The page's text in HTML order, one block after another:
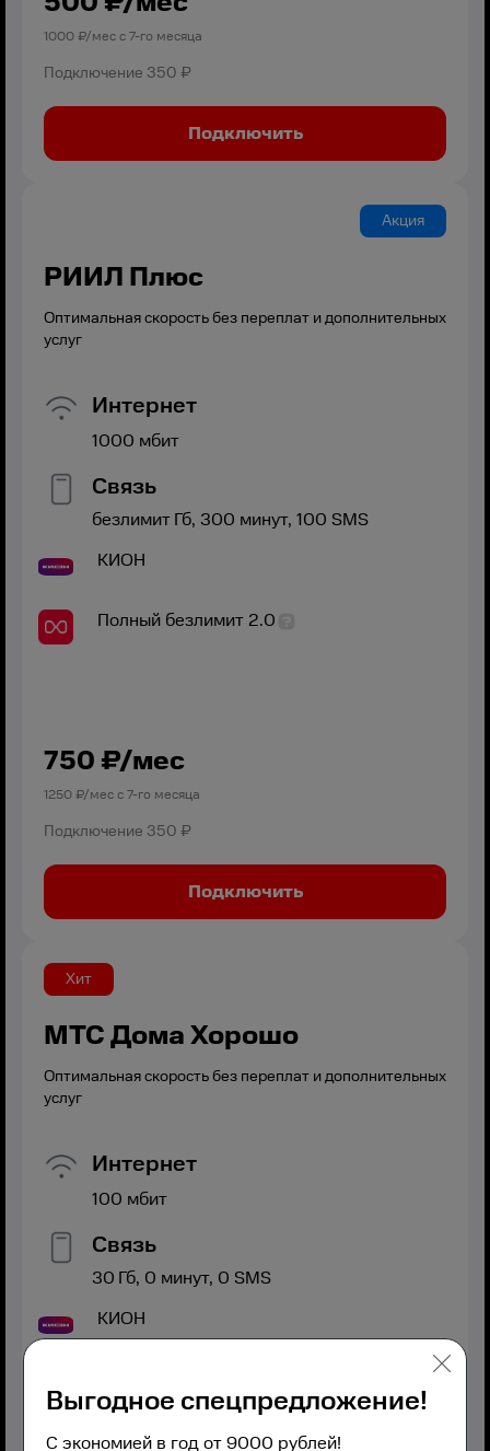
1000₽/мес с7-го месяца
Подключение 350 ₽
Подключить
Акция
РИИЛ Плюс
Оптимальная скорость без переплат и дополнительных
услуг
Интернет
1000 мбит
Связь
безлимитГб, 300 минут, 100 SMS
КИОН
Полный безлимит 2.0
750 ₽/мес
1250₽/мес с7-го месяца
Подключение 350 ₽
Подключить
Хит
МТС Дома Хорошо
Оптимальная скорость без переплат и дополнительных
услуг
Интернет
100 мбит
Связь
30 Гб, 0 минут, 0 SMS
КИОН
Выгодное спецпредложение!
С экономией в год от 9000 рублей!